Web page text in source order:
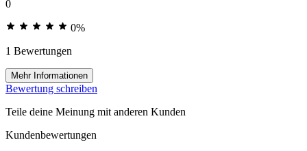
0
0%
1 Bewertungen
Mehr Informationen
Bewertung schreiben
Teile deine Meinung mit anderen Kunden
Kundenbewertungen